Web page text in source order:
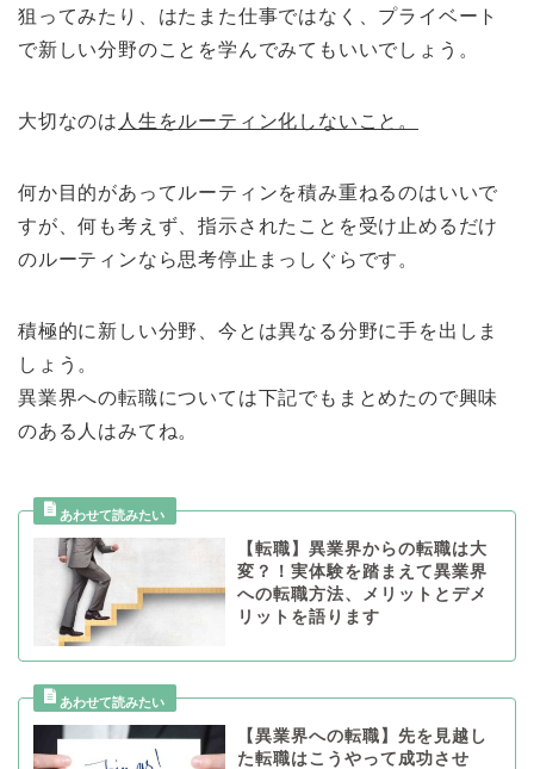
狙ってみたり、はたまた仕事ではなく、プライベート
で新しい分野のことを学んでみてもいいでしょう。
大切なのは 人生をルーティン化しないこと。
何か目的があってルーティンを積み重ねるのはいいで
すが、何も考えず、指示されたことを受け止めるだけ
のルーティンなら思考停止まっしぐらです。
積極的に新しい分野、今とは異なる分野に手を出しま
しょう。
異業界への転職については下記でもまとめたので興味
のある人はみてね。
【転職】異業界からの転職は大
変？！実体験を踏まえて異業界
への転職方法、メリットとデメ
リットを語ります
【異業界への転職】先を見越し
た転職はこうやって成功させ